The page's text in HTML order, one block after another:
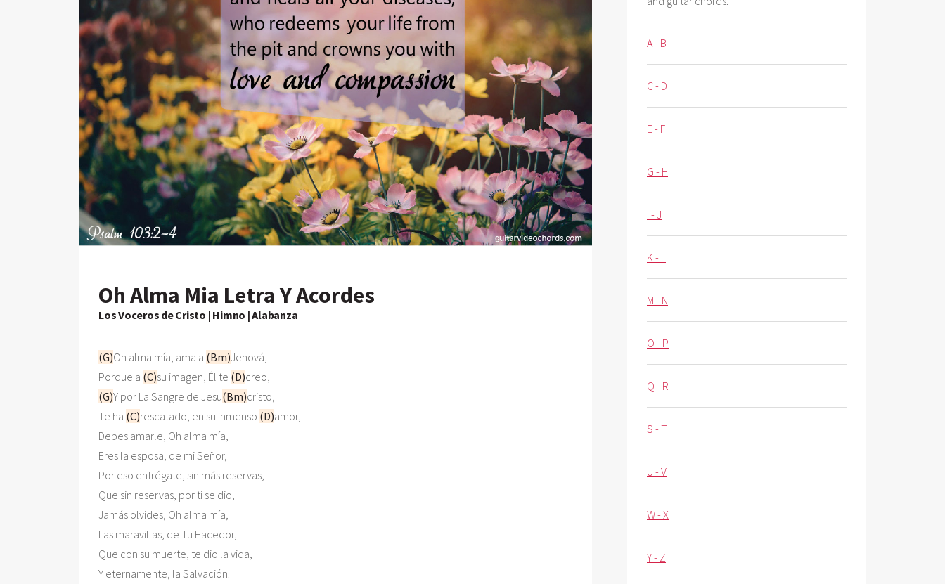
Oh Alma Mia Letra Y Acordes
Los Voceros de Cristo | Himno | Alabanza
(G)Oh alma mía, ama a (Bm)Jehová,
Porque a (C)su imagen, Él te (D)
(G)Y por La Sangre de Jesu(Bm)cristo,
Te ha (C)rescatado, en su inmenso (D)amor,
Debes amarle, Oh alma mía,
Eres la esposa, de mi Señor,
Por eso entrégate, sin más reservas,
Que sin reservas, por ti se dio,
Jamás olvides, Oh alma mía,
Las maravillas, de Tu Hacedor,
Que con su muerte, te dio la vida,
A - B
C - D
E - F
G - H
I - J
K - L
M - N
O - P
Q - R
S - T
U - V
W - X
Y - Z